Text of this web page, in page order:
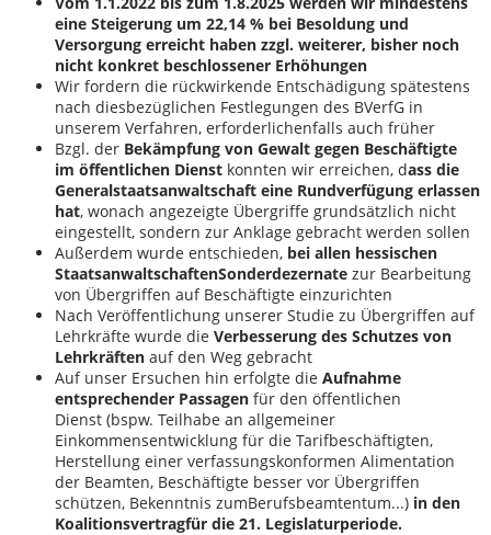
eine Steigerung um 22,14 % bei Besoldung und
Versorgung erreicht haben zzgl. weiterer, bisher noch
nicht konkret beschlossener Erhöhungen
Wir fordern die rückwirkende Entschädigung spätestens
nach diesbezüglichen Festlegungen des BVerfG in
unserem Verfahren, erforderlichenfalls auch früher
Bzgl. der Bekämpfung von Gewalt gegen Beschäftigte
im öffentlichen Dienst konnten wir erreichen, dass die
Generalstaatsanwaltschaft eine Rundverfügung erlassen
hat, wonach angezeigte Übergriffe grundsätzlich nicht
eingestellt, sondern zur Anklage gebracht werden sollen
Außerdem wurde entschieden, bei allen hessischen
StaatsanwaltschaftenSonderdezernate zur Bearbeitung
von Übergriffen auf Beschäftigte einzurichten
Nach Veröffentlichung unserer Studie zu Übergriffen auf
Lehrkräfte wurde die Verbesserung des Schutzes von
Lehrkräften auf den Weg gebracht
Auf unser Ersuchen hin erfolgte die Aufnahme
entsprechender Passagen für den öffentlichen
Dienst (bspw. Teilhabe an allgemeiner
Einkommensentwicklung für die Tarifbeschäftigten,
Herstellung einer verfassungskonformen Alimentation
der Beamten, Beschäftigte besser vor Übergriffen
schützen, Bekenntnis zumBerufsbeamtentum...) in den
Koalitionsvertragfür die 21. Legislaturperiode.